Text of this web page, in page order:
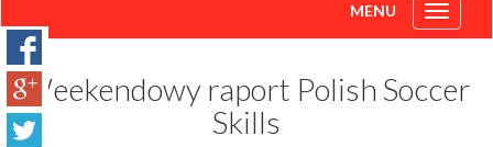
Toggle
MENU
Weekendowy raport Polish Soccer
Skills